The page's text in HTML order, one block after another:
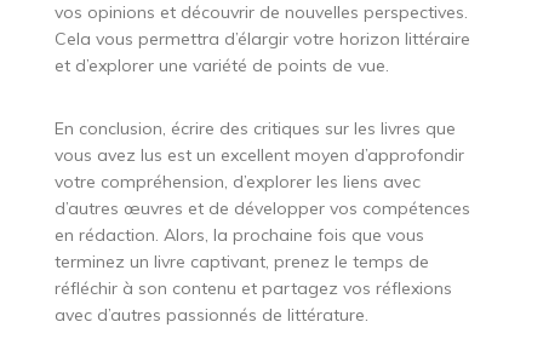
vos opinions et découvrir de nouvelles perspectives.
Cela vous permettra d’élargir votre horizon littéraire
et d’explorer une variété de points de vue.
En conclusion, écrire des critiques sur les livres que
vous avez lus est un excellent moyen d’approfondir
votre compréhension, d’explorer les liens avec
d’autres œuvres et de développer vos compétences
en rédaction. Alors, la prochaine fois que vous
terminez un livre captivant, prenez le temps de
réfléchir à son contenu et partagez vos réflexions
avec d’autres passionnés de littérature.